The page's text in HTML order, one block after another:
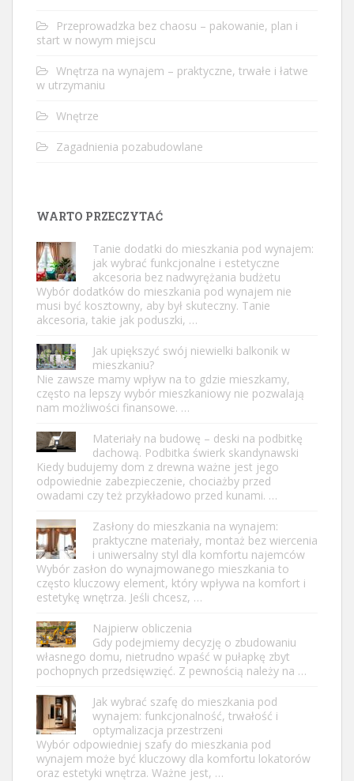
Przeprowadzka bez chaosu – pakowanie, plan i
start w nowym miejscu
Wnętrza na wynajem – praktyczne, trwałe i łatwe
w utrzymaniu
Wnętrze
Zagadnienia pozabudowlane
WARTO PRZECZYTAĆ
Tanie dodatki do mieszkania pod wynajem:
jak wybrać funkcjonalne i estetyczne
akcesoria bez nadwyrężania budżetu
Wybór dodatków do mieszkania pod wynajem nie
musi być kosztowny, aby był skuteczny. Tanie
akcesoria, takie jak poduszki, …
Jak upiększyć swój niewielki balkonik w
mieszkaniu?
Nie zawsze mamy wpływ na to gdzie mieszkamy,
często na lepszy wybór mieszkaniowy nie pozwalają
nam możliwości finansowe. …
Materiały na budowę – deski na podbitkę
dachową. Podbitka świerk skandynawski
Kiedy budujemy dom z drewna ważne jest jego
odpowiednie zabezpieczenie, chociażby przed
owadami czy też przykładowo przed kunami. …
Zasłony do mieszkania na wynajem:
praktyczne materiały, montaż bez wiercenia
i uniwersalny styl dla komfortu najemców
Wybór zasłon do wynajmowanego mieszkania to
często kluczowy element, który wpływa na komfort i
estetykę wnętrza. Jeśli chcesz, …
Najpierw obliczenia
Gdy podejmiemy decyzję o zbudowaniu
własnego domu, nietrudno wpaść w pułapkę zbyt
pochopnych przedsięwzięć. Z pewnością należy na …
Jak wybrać szafę do mieszkania pod
wynajem: funkcjonalność, trwałość i
optymalizacja przestrzeni
Wybór odpowiedniej szafy do mieszkania pod
wynajem może być kluczowy dla komfortu lokatorów
oraz estetyki wnętrza. Ważne jest, …